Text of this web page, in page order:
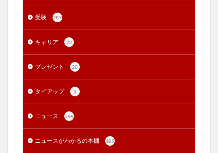
受験 287
キャリア 72
プレゼント 20
タイアップ 5
ニュース 688
ニュースがわかるの本棚 189